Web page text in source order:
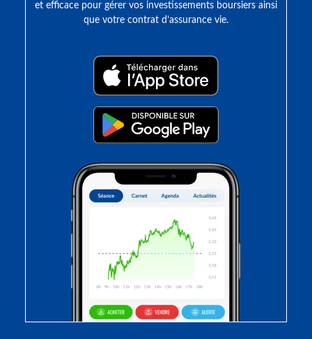
et efficace pour gérer vos investissements boursiers ainsi
que votre contrat d’assurance vie.